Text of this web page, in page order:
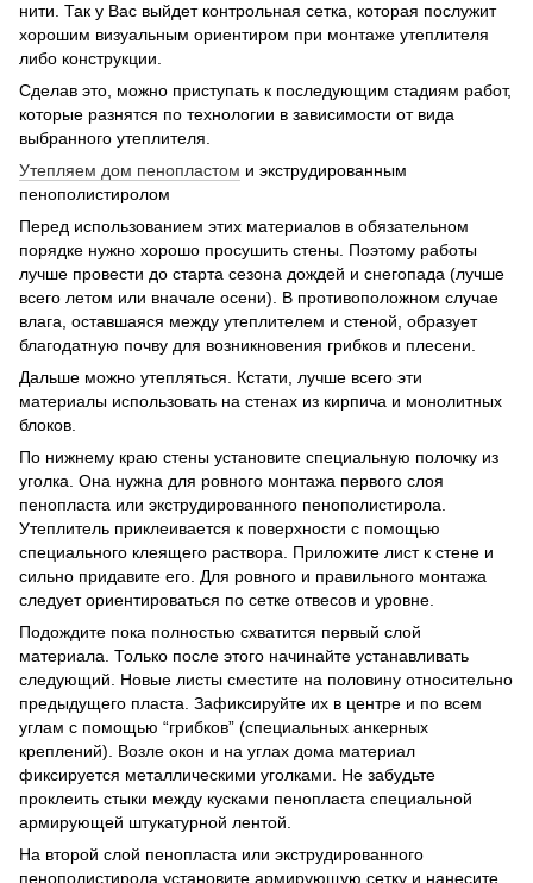
нити. Так у Вас выйдет контрольная сетка, которая послужит
хорошим визуальным ориентиром при монтаже утеплителя
либо конструкции.
Сделав это, можно приступать к последующим стадиям работ,
которые разнятся по технологии в зависимости от вида
выбранного утеплителя.
Утепляем дом пенопластом и экструдированным
пенополистиролом
Перед использованием этих материалов в обязательном
порядке нужно хорошо просушить стены. Поэтому работы
лучше провести до старта сезона дождей и снегопада (лучше
всего летом или вначале осени). В противоположном случае
влага, оставшаяся между утеплителем и стеной, образует
благодатную почву для возникновения грибков и плесени.
Дальше можно утепляться. Кстати, лучше всего эти
материалы использовать на стенах из кирпича и монолитных
блоков.
По нижнему краю стены установите специальную полочку из
уголка. Она нужна для ровного монтажа первого слоя
пенопласта или экструдированного пенополистирола.
Утеплитель приклеивается к поверхности с помощью
специального клеящего раствора. Приложите лист к стене и
сильно придавите его. Для ровного и правильного монтажа
следует ориентироваться по сетке отвесов и уровне.
Подождите пока полностью схватится первый слой
материала. Только после этого начинайте устанавливать
следующий. Новые листы сместите на половину относительно
предыдущего пласта. Зафиксируйте их в центре и по всем
углам с помощью “грибков” (специальных анкерных
креплений). Возле окон и на углах дома материал
фиксируется металлическими уголками. Не забудьте
проклеить стыки между кусками пенопласта специальной
армирующей штукатурной лентой.
На второй слой пенопласта или экструдированного
пенополистирола установите армирующую сетку и нанесите